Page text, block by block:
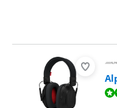
Beoordeling is 4,7 van de 10,